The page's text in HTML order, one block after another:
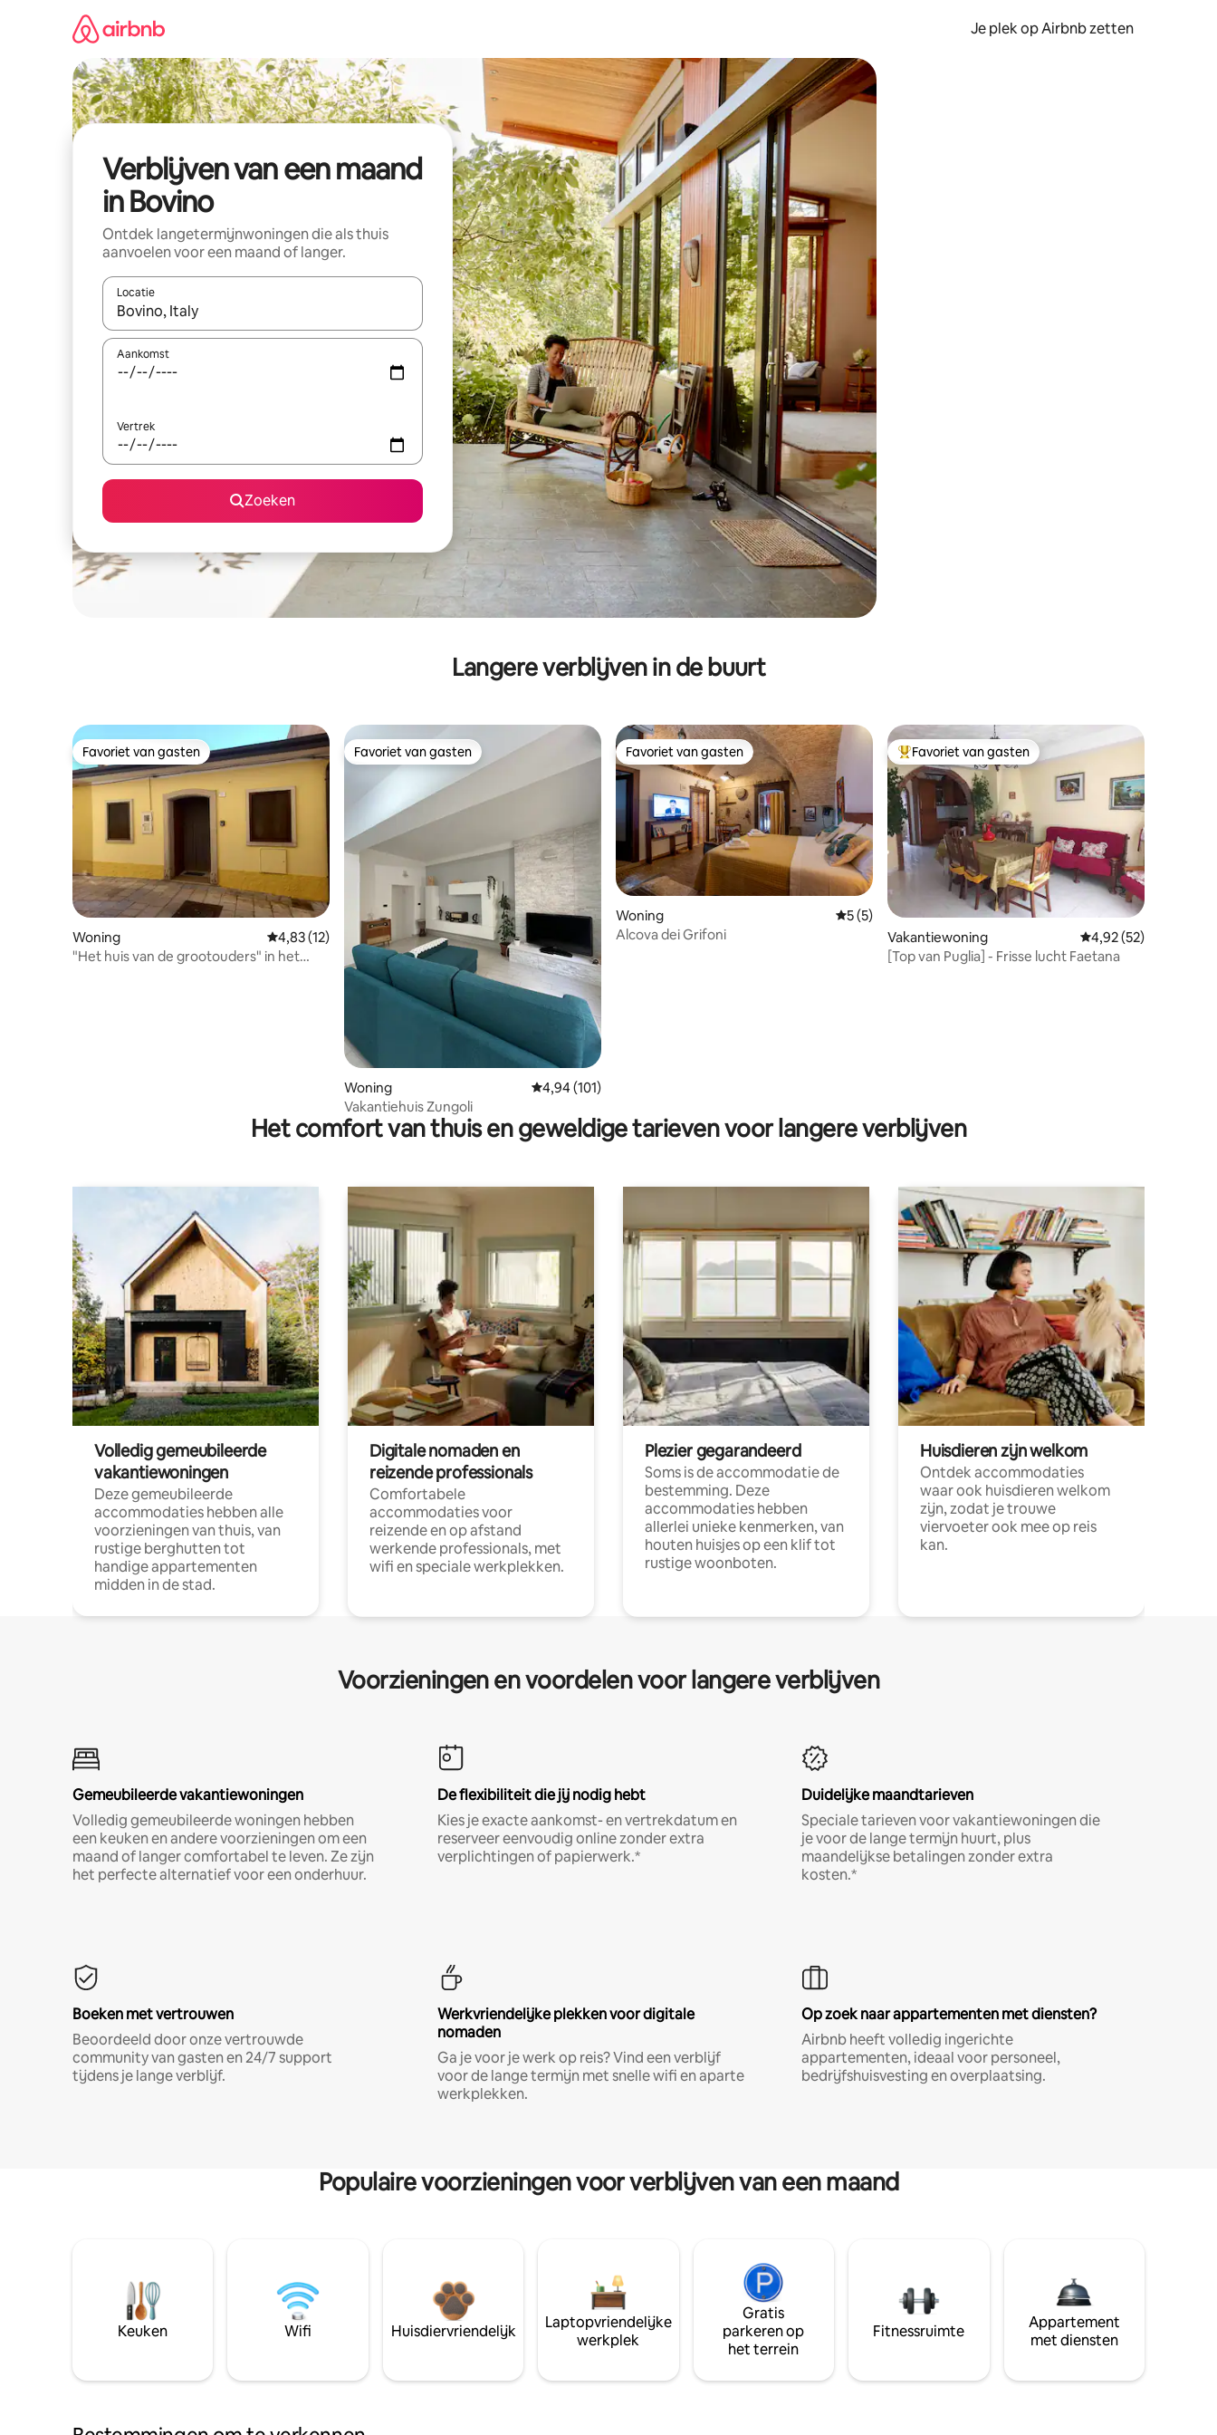
Je plek op Airbnb zetten
Verblijven van een maand
in Bovino
Ontdek langetermijnwoningen die als thuis
aanvoelen voor een maand of langer.
Locatie
Wanneer er resultaten beschikbaar zijn, maak je een keuze met je de pijltjestoetsen omhoog en omlaag, óf door te tikken of swipen.
Aankomst
Vertrek
Zoeken
Langere verblijven in de buurt
Favoriet van gasten
Favoriet van gasten
Woning Gemiddelde beoordeling van 4,83 op 5, 12 recensies
4,83 (12)
"Het huis van de grootouders" in het
Favoriet van gasten
Favoriet van gasten
Woning Gemiddelde beoordeling van 4,94 op 5, 101 recensies
4,94 (101)
Vakantiehuis Zungoli
Favoriet van gasten
Favoriet van gasten
Woning Gemiddelde beoordeling van 5 op 5, 5 recensies
5 (5)
Alcova dei Grifoni
Topfavoriet van gasten
Favoriet van gasten
Vakantiewoning Gemiddelde
4,92 (52)
[Top van Puglia] - Frisse lucht Faetana
Het comfort van thuis en geweldige tarieven voor langere verblijven
Volledig gemeubileerde
vakantiewoningen
Deze gemeubileerde
accommodaties hebben alle
voorzieningen van thuis, van
rustige berghutten tot
handige appartementen
midden in de stad.
Digitale nomaden en
reizende professionals
Comfortabele
accommodaties voor
reizende en op afstand
werkende professionals, met
wifi en speciale werkplekken.
Plezier gegarandeerd
Soms is de accommodatie de
bestemming. Deze
accommodaties hebben
allerlei unieke kenmerken, van
houten huisjes op een klif tot
rustige woonboten.
Huisdieren zijn welkom
Ontdek accommodaties
waar ook huisdieren welkom
zijn, zodat je trouwe
viervoeter ook mee op reis
kan.
Voorzieningen en voordelen voor langere verblijven
Gemeubileerde vakantiewoningen
Volledig gemeubileerde woningen hebben
een keuken en andere voorzieningen om een
maand of langer comfortabel te leven. Ze zijn
het perfecte alternatief voor een onderhuur.
De flexibiliteit die jij nodig hebt
Kies je exacte aankomst- en vertrekdatum en
reserveer eenvoudig online zonder extra
verplichtingen of papierwerk.*
Duidelijke maandtarieven
Speciale tarieven voor vakantiewoningen die
je voor de lange termijn huurt, plus
maandelijkse betalingen zonder extra
kosten.*
Boeken met vertrouwen
Beoordeeld door onze vertrouwde
community van gasten en 24/7 support
tijdens je lange verblijf.
Werkvriendelijke plekken voor digitale
nomaden
Ga je voor je werk op reis? Vind een verblijf
voor de lange termijn met snelle wifi en aparte
werkplekken.
Op zoek naar appartementen met diensten?
Airbnb heeft volledig ingerichte
appartementen, ideaal voor personeel,
bedrijfshuisvesting en overplaatsing.
Populaire voorzieningen voor verblijven van een maand
Keuken Wifi Huisdiervriendelijk
Laptopvriendelijke
werkplek
Gratis
parkeren op
het terrein
Fitnessruimte
Appartement
met diensten